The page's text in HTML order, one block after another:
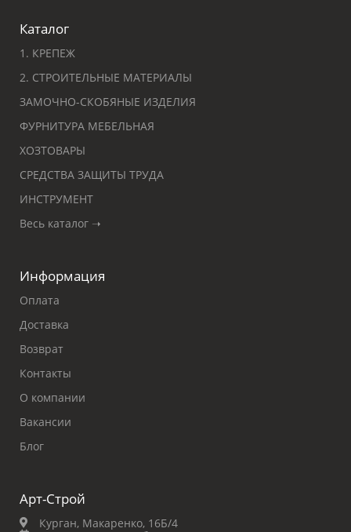
Каталог
1. КРЕПЕЖ
2. СТРОИТЕЛЬНЫЕ МАТЕРИАЛЫ
ЗАМОЧНО-СКОБЯНЫЕ ИЗДЕЛИЯ
ФУРНИТУРА МЕБЕЛЬНАЯ
ХОЗТОВАРЫ
СРЕДСТВА ЗАЩИТЫ ТРУДА
ИНСТРУМЕНТ
Весь каталог ➝
Информация
Оплата
Доставка
Возврат
Контакты
О компании
Вакансии
Блог
Арт-Строй
Курган, Макаренко, 16Б/4